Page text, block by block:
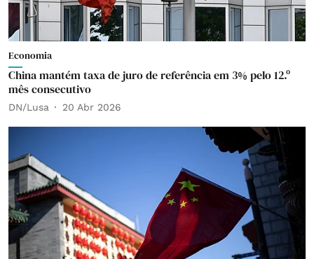
Economia
China mantém taxa de juro de referência em 3% pelo 12.º
mês consecutivo
DN/Lusa 20 Abr 2026